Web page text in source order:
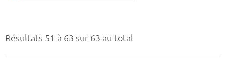
Résultats 51 à 63 sur 63 au total